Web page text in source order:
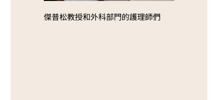
傑普松教授和外科部門的護理師們